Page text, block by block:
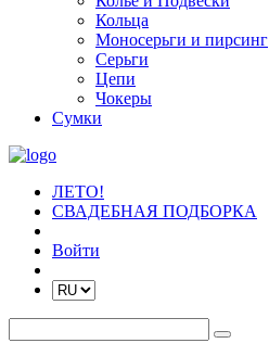
Кольца
Моносерьги и пирсинг
Серьги
Цепи
Чокеры
Сумки
ЛЕТО!
СВАДЕБНАЯ ПОДБОРКА
Войти